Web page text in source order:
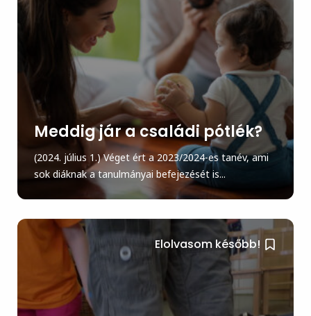
Meddig jár a családi pótlék?
(2024. július 1.) Véget ért a 2023/2024-es tanév, ami
sok diáknak a tanulmányai befejezését is...
Elolvasom később!